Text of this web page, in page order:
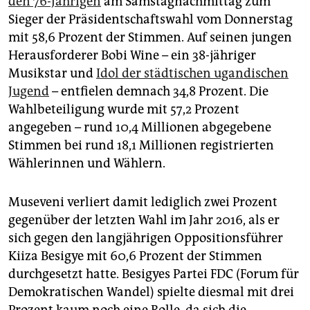
epaper login
Sieger der Präsidentschaftswahl vom Donnerstag
mit 58,6 Prozent der Stimmen. Auf seinen jungen
Herausforderer Bobi Wine – ein 38-jähriger
Musikstar undIdol der städtischen ugandischen
Jugend– entfielen demnach 34,8 Prozent. Die
Wahlbeteiligung wurde mit 57,2 Prozent
angegeben – rund 10,4 Millionen abgegebene
Stimmen bei rund 18,1 Millionen registrierten
Wählerinnen und Wählern.
Museveni verliert damit lediglich zwei Prozent
gegenüber der letzten Wahl im Jahr 2016, als er
sich gegen den langjährigen Oppositionsführer
Kiiza Besigye mit 60,6 Prozent der Stimmen
durchgesetzt hatte. Besigyes Partei FDC (Forum für
Demokratischen Wandel) spielte diesmal mit drei